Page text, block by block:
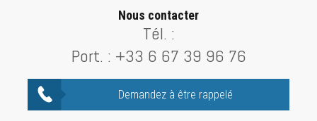
Nous contacter
Tél. :
Port. : +33 6 67 39 96 76
Demandez à être rappelé